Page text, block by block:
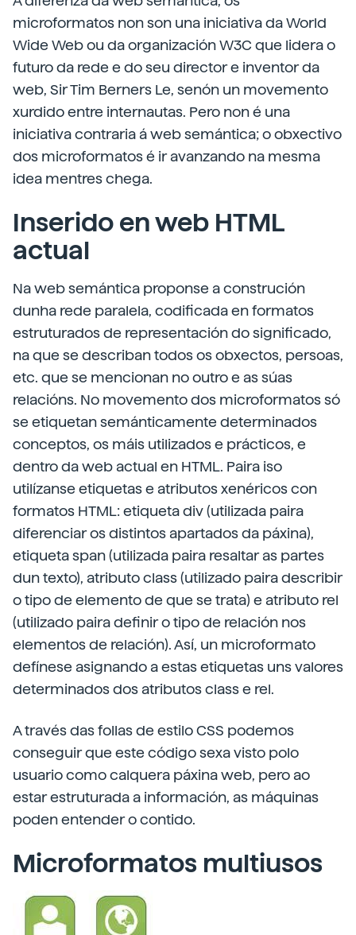
microformatos non son una iniciativa da World
Wide Web ou da organización W3C que lidera o
futuro da rede e do seu director e inventor da
web, Sir Tim Berners Le, senón un movemento
xurdido entre internautas. Pero non é una
iniciativa contraria á web semántica; o obxectivo
dos microformatos é ir avanzando na mesma
idea mentres chega.
Inserido en web HTML
actual
Na web semántica proponse a construción
dunha rede paralela, codificada en formatos
estruturados de representación do significado,
na que se describan todos os obxectos, persoas,
etc. que se mencionan no outro e as súas
relacións. No movemento dos microformatos só
se etiquetan semánticamente determinados
conceptos, os máis utilizados e prácticos, e
dentro da web actual en HTML. Paira iso
utilízanse etiquetas e atributos xenéricos con
formatos HTML: etiqueta div (utilizada paira
diferenciar os distintos apartados da páxina),
etiqueta span (utilizada paira resaltar as partes
dun texto), atributo class (utilizado paira describir
o tipo de elemento de que se trata) e atributo rel
(utilizado paira definir o tipo de relación nos
elementos de relación). Así, un microformato
defínese asignando a estas etiquetas uns valores
determinados dos atributos class e rel.
A través das follas de estilo CSS podemos
conseguir que este código sexa visto polo
usuario como calquera páxina web, pero ao
estar estruturada a información, as máquinas
poden entender o contido.
Microformatos multiusos